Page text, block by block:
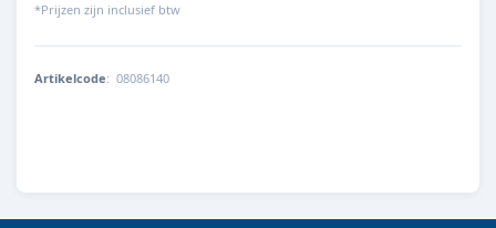
*Prijzen zijn inclusief btw
Artikelcode: 08086140